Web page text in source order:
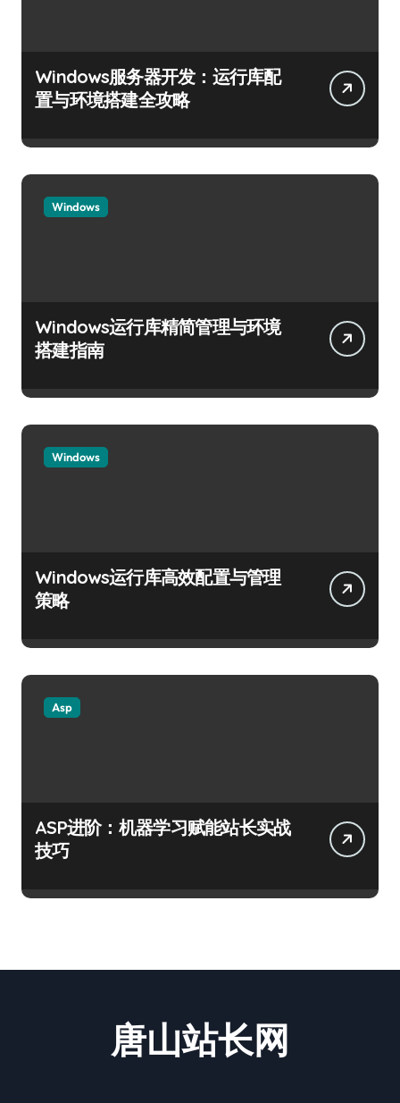
Windows服务器开发：运行库配
置与环境搭建全攻略
Windows
Windows运行库精简管理与环境
搭建指南
Windows
Windows运行库高效配置与管理
策略
Asp
ASP进阶：机器学习赋能站长实战
技巧
唐山站长网